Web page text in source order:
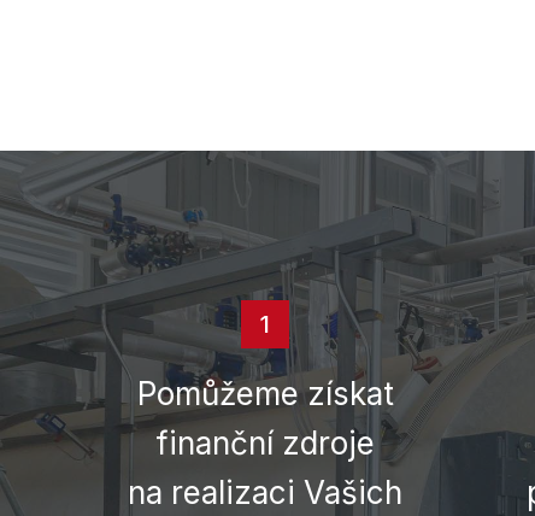
1
Pomůžeme získat
finanční zdroje
na realizaci Vašich